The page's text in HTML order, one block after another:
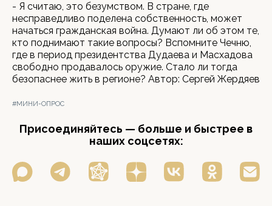
- Я считаю, это безумством. В стране, где
несправедливо поделена собственность, может
начаться гражданская война. Думают ли об этом те,
кто поднимают такие вопросы? Вспомните Чечню,
где в период президентства Дудаева и Масхадова
свободно продавалось оружие. Стало ли тогда
безопаснее жить в регионе? Автор: Сергей Жердяев
#МИНИ-ОПРОС
Присоединяйтесь — больше и быстрее в
наших соцсетях: